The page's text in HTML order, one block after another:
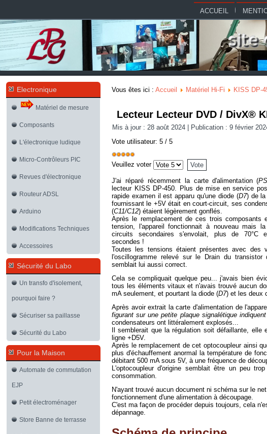
ACCUEIL
Electronique
Matériel de mesure
Composants
L'électronique ludique
Micro-Contrôleurs PIC
Revues d'électronique
Routeur ADSL
Arduino
Modifications Techniques
Accessoires
Sécurité du Labo
Un transfo d'isolement,
pourquoi faire ?
Sécuriser sa paillasse
Sécurité du Labo
Pour la Maison
Automate de commutation
EJP
Petit électroménager
Store Banne de terrasse
Vous êtes ici : Accueil Matériel Hi-Fi KISS DP-
Lecteur Lecteur DVD / DivX®
Mis à jour : 28 août 2024 Publication : 9 février
Vote utilisateur: 5 / 5
Veuillez voter
J'ai réparé récemment la carte d'alimentation (
lecteur KISS DP-450. Plus de mise en service
rapide examen il est apparu qu'une diode (D7) de la
fournissant le +5V était en court-circuit, ses
(C11/C12) étaient légèrement gonflés.
Après le remplacement de ces trois composants
tension, l'appareil fonctionnait à nouveau mais la
circuits secondaires s'envolait, plus de 70°C
secondes !
Toutes les tensions étaient présentes avec des
l'oscillogramme relevé sur le Drain du transistor
semblait lui aussi correct.
Cela se compliquait quelque peu... j'avais bien
tous les éléments vitaux et n'avais trouvé aucun
mA seulement, et pourtant la diode (D7) et les deux
Après avoir extrait la carte d'alimentation de
figurant sur une petite plaque signalétique
condensateurs ont littéralement explosés...
Il semblerait que la régulation soit défaillante,
ligne +D5V.
Après le remplacement de cet optocoupleur ainsi
plus d'échauffement anormal la température de
débitant 500 mA sous 5V, à une fréquence de
L'optocoupleur d'origine semblait être un peu
consommation.
N'ayant trouvé aucun document ni schéma sur le
fonctionnement d'une alimentation à découpage.
C'est ma façon de procéder depuis toujours, cela
dépannage.